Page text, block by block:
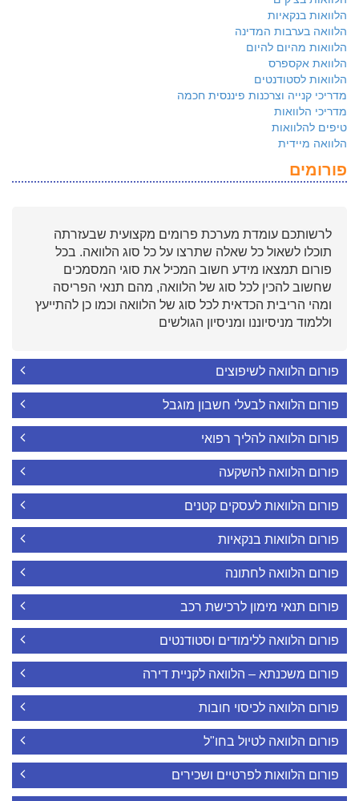
הלוואות בנקאיות
הלוואה בערבות המדינה
הלוואות מהיום להיום
הלוואת אקספרס
הלוואות לסטודנטים
מדריכי קנייה וצרכנות פיננסית חכמה
מדריכי הלוואות
טיפים להלוואות
הלוואה מיידית
פורומים
לרשותכם עומדת מערכת פרומים מקצועית שבעזרתה
תוכלו לשאול כל שאלה שתרצו על כל סוג הלוואה. בכל
פורום תמצאו מידע חשוב המכיל את סוגי המסמכים
שחשוב להכין לכל סוג של הלוואה, מהם תנאי הפריסה
ומהי הריבית הכדאית לכל סוג של הלוואה וכמו כן להתייעץ
וללמוד מניסיוננו ומניסיון הגולשים
פורום הלוואה לשיפוצים
פורום הלוואה לבעלי חשבון מוגבל
פורום הלוואה להליך רפואי
פורום הלוואה להשקעה
פורום הלוואות לעסקים קטנים
פורום הלוואות בנקאיות
פורום הלוואה לחתונה
פורום תנאי מימון לרכישת רכב
פורום הלוואה ללימודים וסטודנטים
פורום משכנתא – הלוואה לקניית דירה
פורום הלוואה לכיסוי חובות
פורום הלוואה לטיול בחו"ל
פורום הלוואות לפרטיים ושכירים